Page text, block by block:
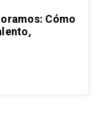
Cómo